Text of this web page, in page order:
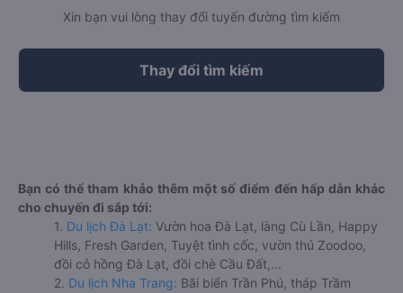
Xin bạn vui lòng thay đổi tuyến đường tìm kiếm
Thay đổi tìm kiếm
Bạn có thể tham khảo thêm một số điểm đến hấp dẫn khác
cho chuyến đi sắp tới:
1. Du lịch Đà Lạt: Vườn hoa Đà Lạt, làng Cù Lần, Happy
Hills, Fresh Garden, Tuyệt tình cốc, vườn thú Zoodoo,
đồi cỏ hồng Đà Lạt, đồi chè Cầu Đất,...
2. Du lịch Nha Trang: Bãi biển Trần Phú, tháp Trầm